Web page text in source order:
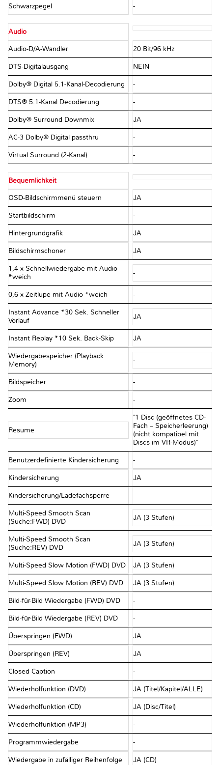
Schwarzpegel -
Audio
Audio-D/A-Wandler 20 Bit/96 kHz
DTS-Digitalausgang NEIN
Dolby® Digital 5.1-Kanal-Decodierung -
DTS® 5.1-Kanal Decodierung -
Dolby® Surround Downmix JA
AC-3 Dolby® Digital passthru -
Virtual Surround (2-Kanal) -
Bequemlichkeit
OSD-Bildschirmmenü steuern JA
Startbildschirm -
Hintergrundgrafik JA
Bildschirmschoner JA
1,4 x Schnellwiedergabe mit Audio
*weich
-
0,6 x Zeitlupe mit Audio *weich -
Instant Advance *30 Sek. Schneller
Vorlauf
JA
Instant Replay *10 Sek. Back-Skip JA
Wiedergabespeicher (Playback
Memory)
-
Bildspeicher -
Zoom -
Resume
"1 Disc (geöffnetes CD-
Fach – Speicherleerung)
(nicht kompatibel mit
Discs im VR-Modus)"
Benutzerdefinierte Kindersicherung -
Kindersicherung JA
Kindersicherung/Ladefachsperre -
Multi-Speed Smooth Scan
(Suche:FWD) DVD
JA (3 Stufen)
Multi-Speed Smooth Scan
(Suche:REV) DVD
JA (3 Stufen)
Multi-Speed Slow Motion (FWD) DVD JA (3 Stufen)
Multi-Speed Slow Motion (REV) DVD JA (3 Stufen)
Bild-für-Bild Wiedergabe (FWD) DVD -
Bild-für-Bild Wiedergabe (REV) DVD -
Überspringen (FWD) JA
Überspringen (REV) JA
Closed Caption -
Wiederholfunktion (DVD) JA (Titel/Kapitel/ALLE)
Wiederholfunktion (CD) JA (Disc/Titel)
Wiederholfunktion (MP3) -
Programmwiedergabe -
Wiedergabe in zufälliger Reihenfolge JA (CD)